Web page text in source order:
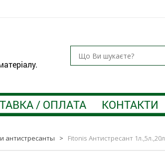
/ ОПЛАТА КОНТАКТИ
антистресанты > Fitonis Антистресант 1л.,5л.,20л